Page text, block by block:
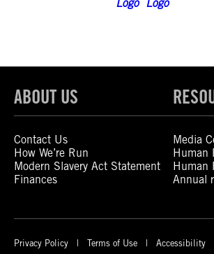
ABOUT US
Contact Us
How We’re Run
Modern Slavery Act Statement
Finances
Media
Human
Human
Annual
Privacy Policy Terms of Use Accessibility